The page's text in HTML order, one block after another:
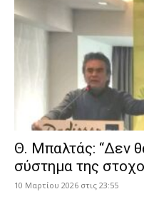
Θ. Μπαλτάς: “Δεν
σύστημα της
10 Μαρτίου 2026 στις 23:55